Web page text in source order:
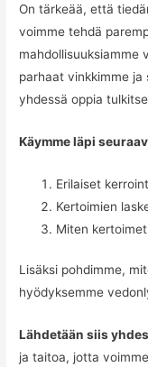
On tärkeää, että
voimme tehdä
mahdollisuuksiamme
parhaat vinkkimme
yhdessä oppia
Käymme läpi
Erilaiset
Kertoimien
Miten
Lisäksi pohdimme,
hyödyksemme
Lähdetään siis
ja taitoa, jotta